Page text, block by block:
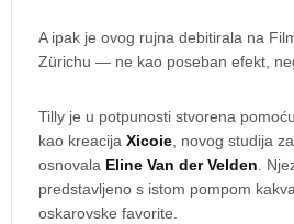
A ipak je ovog rujna debitirala na
Zürichu — ne kao poseban efekt,
Tilly je u potpunosti stvorena
kao kreacija Xicoie , novog studija
osnovala Eline Van der Velden .
predstavljeno s istom pompom
oskarovske favorite.